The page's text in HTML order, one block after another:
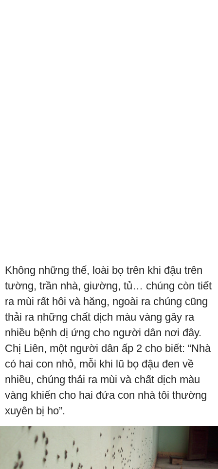
Không những thế, loài bọ trên khi đậu trên
tường, trần nhà, giường, tủ… chúng còn tiết
ra mùi rất hôi và hăng, ngoài ra chúng cũng
thải ra những chất dịch màu vàng gây ra
nhiều bệnh dị ứng cho người dân nơi đây.
Chị Liên, một người dân ấp 2 cho biết: “Nhà
có hai con nhỏ, mỗi khi lũ bọ đậu đen về
nhiều, chúng thải ra mùi và chất dịch màu
vàng khiến cho hai đứa con nhà tôi thường
xuyên bị ho”.